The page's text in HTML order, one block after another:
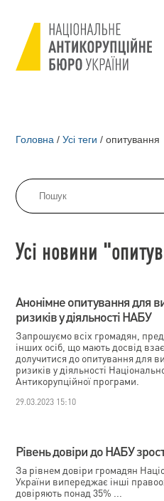
Головна / Усі теги / опитування
Усі новини
Анонімне опитування для
ризиків у діяльності НАБУ
Запрошуємо всіх громадян,
інших осіб, що мають досвід
долучитися до опитування для
ризиків у діяльності
Антикорупційної програми.
29.03.2023 15:10
Рівень довіри до НАБУ
За рівнем довіри громадян
України випереджає інші
довіряють понад 35% ...